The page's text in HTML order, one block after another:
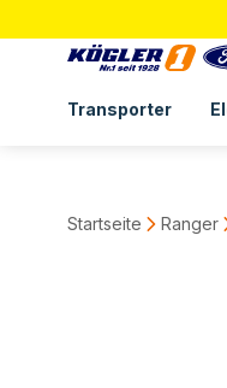
Transporter
Startseite Ranger